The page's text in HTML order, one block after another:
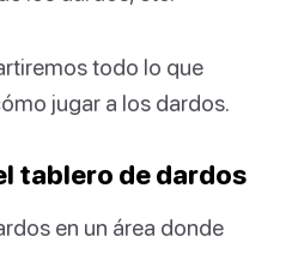
todo lo que
jugar a los dardos.
tablero de dardos
en un área donde